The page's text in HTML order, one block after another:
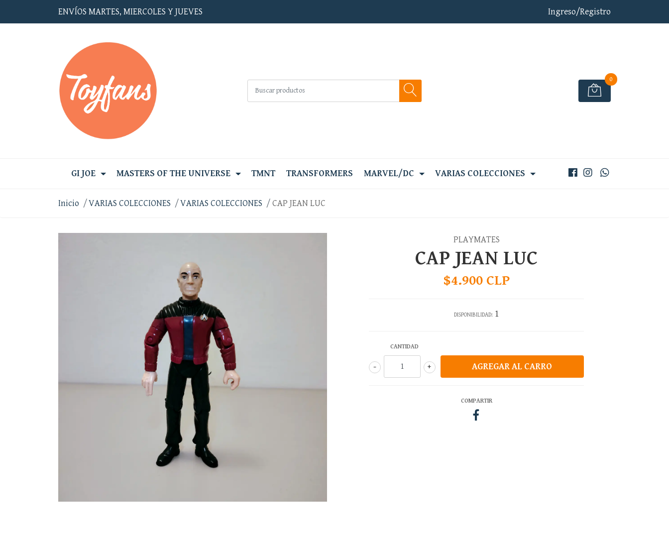
ENVÍOS MARTES, MIERCOLES Y JUEVES Ingreso/Registro
0
GI JOE MASTERS OF THE UNIVERSE TMNT TRANSFORMERS MARVEL/DC VARIAS COLECCIONES
Inicio VARIAS COLECCIONES VARIAS COLECCIONES CAP JEAN LUC
PLAYMATES
CAP JEAN LUC
$4.900 CLP
DISPONIBILIDAD: 1
CANTIDAD
+
-
COMPARTIR